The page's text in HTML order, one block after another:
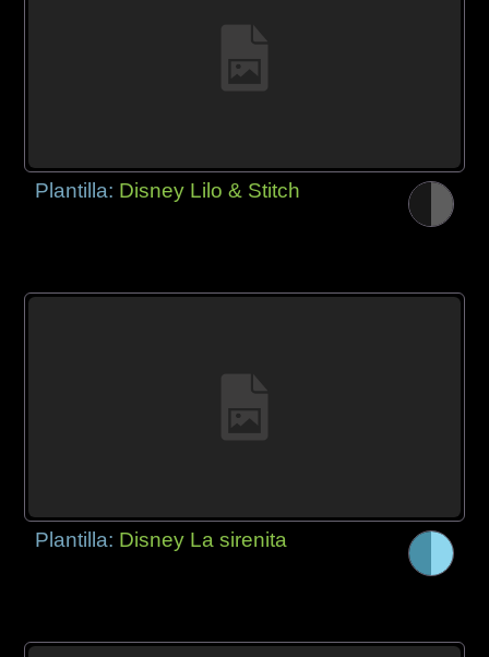
Plantilla: Disney Lilo & Stitch
Plantilla: Disney La sirenita